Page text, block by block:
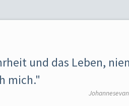
und das Leben,
mich."